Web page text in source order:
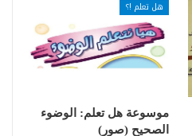
هل تعلم !؟
موسوعة هل تعلم: الوضوء
الصحيح (صور)